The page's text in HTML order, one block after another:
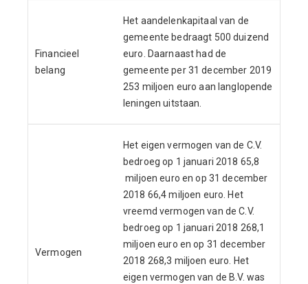
Financieel
belang
Het aandelenkapitaal van de
gemeente bedraagt 500 duizend
euro. Daarnaast had de
gemeente per 31 december 2019
253 miljoen euro aan langlopende
leningen uitstaan.
Vermogen
Het eigen vermogen van de C.V.
bedroeg op 1 januari 2018 65,8
miljoen euro en op 31 december
2018 66,4 miljoen euro. Het
vreemd vermogen van de C.V.
bedroeg op 1 januari 2018 268,1
miljoen euro en op 31 december
2018 268,3 miljoen euro. Het
eigen vermogen van de B.V. was